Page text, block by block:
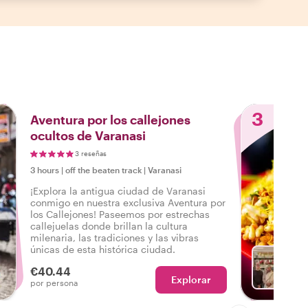
Aventura por los callejones
ocultos de Varanasi
3 reseñas
3 hours | off the beaten track | Varanasi
¡Explora la antigua ciudad de Varanasi
conmigo en nuestra exclusiva Aventura por
los Callejones! Paseemos por estrechas
callejuelas donde brillan la cultura
milenaria, las tradiciones y las vibras
únicas de esta histórica ciudad.
€40.44
por persona Explorar
3